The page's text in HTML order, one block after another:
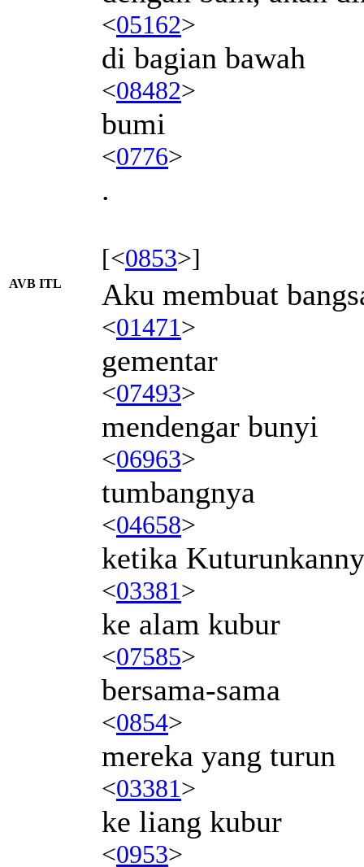
<05162>
di bagian bawah
<08482>
bumi
<0776>
.
[<0853>]
AVB ITL Aku membuat
<01471>
gementar
<07493>
mendengar bunyi
<06963>
tumbangnya
<04658>
ketika
<03381>
ke alam kubur
<07585>
bersama-sama
<0854>
mereka yang turun
<03381>
ke liang kubur
<0953>